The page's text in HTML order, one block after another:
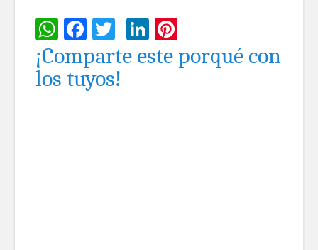
WhatsApp
Facebook
TwitterLinkedIn
¡Comparte este porqué con
los tuyos!